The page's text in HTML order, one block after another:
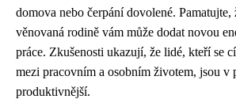
domova nebo čerpání dovolené. Pamatujte,
věnovaná rodině vám může dodat novou
práce. Zkušenosti ukazují, že lidé, kteří se
mezi pracovním a osobním životem, jsou v
produktivnější.